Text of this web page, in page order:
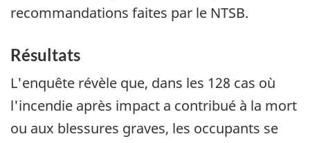
recommandations faites par le NTSB.
Résultats
L'enquête révèle que, dans les 128 cas où
l'incendie après impact a contribué à la mort
ou aux blessures graves, les occupants se